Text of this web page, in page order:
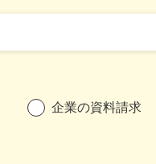
企業の資料請求